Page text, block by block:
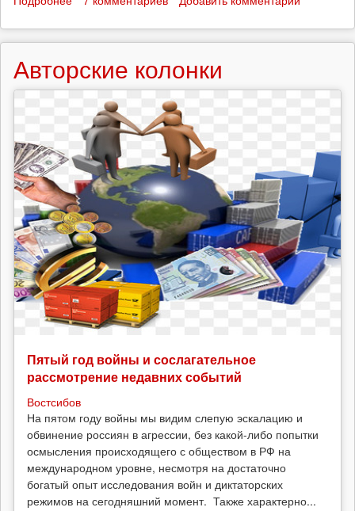
по
Грете
Авторские колонки
Пятый год войны и сослагательное
рассмотрение недавних событий
Востсибов
На пятом году войны мы видим слепую эскалацию и
обвинение россиян в агрессии, без какой-либо попытки
осмысления происходящего с обществом в РФ на
международном уровне, несмотря на достаточно
богатый опыт исследования войн и диктаторских
режимов на сегодняшний момент. Также характерно...